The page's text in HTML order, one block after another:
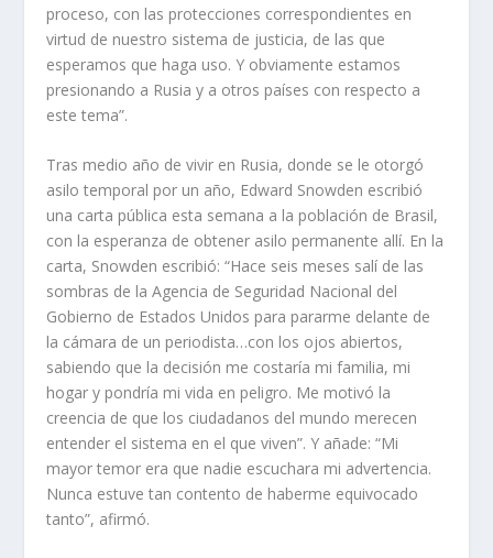
proceso, con las protecciones correspondientes en
virtud de nuestro sistema de justicia, de las que
esperamos que haga uso. Y obviamente estamos
presionando a Rusia y a otros países con respecto a
este tema”.
Tras medio año de vivir en Rusia, donde se le otorgó
asilo temporal por un año, Edward Snowden escribió
una carta pública esta semana a la población de Brasil,
con la esperanza de obtener asilo permanente allí. En la
carta, Snowden escribió: “Hace seis meses salí de las
sombras de la Agencia de Seguridad Nacional del
Gobierno de Estados Unidos para pararme delante de
la cámara de un periodista…con los ojos abiertos,
sabiendo que la decisión me costaría mi familia, mi
hogar y pondría mi vida en peligro. Me motivó la
creencia de que los ciudadanos del mundo merecen
entender el sistema en el que viven”. Y añade: “Mi
mayor temor era que nadie escuchara mi advertencia.
Nunca estuve tan contento de haberme equivocado
tanto”, afirmó.